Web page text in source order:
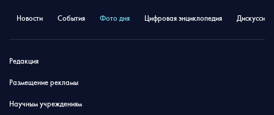
Новости События Фото дня Цифровая энциклопедия
Редакция
Размещение рекламы
Научным учреждениям